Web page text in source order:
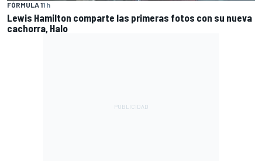
FÓRMULA 11 h
Lewis Hamilton comparte las primeras fotos con su nueva
cachorra, Halo